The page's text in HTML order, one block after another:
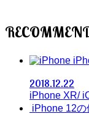
2018.12.22
iPhone XR/
iPhone 12の